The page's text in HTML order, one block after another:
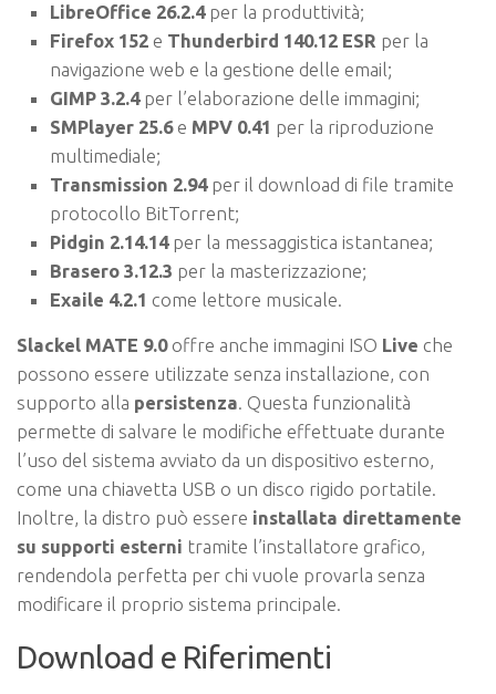
LibreOffice 26.2.4per la produttività;
Firefox 152 e Thunderbird 140.12 ESR per la
navigazione web e la gestione delle email;
GIMP 3.2.4per l’elaborazione delle immagini;
SMPlayer 25.6e MPV 0.41 per la riproduzione
multimediale;
Transmission 2.94per il download di file tramite
protocollo BitTorrent;
Pidgin 2.14.14per la messaggistica istantanea;
Brasero 3.12.3 per la masterizzazione;
Exaile 4.2.1 come lettore musicale.
Slackel MATE 9.0offre anche immagini ISO Live che
possono essere utilizzate senza installazione, con
supporto alla persistenza. Questa funzionalità
permette di salvare le modifiche effettuate durante
l’uso del sistema avviato da un dispositivo esterno,
come una chiavetta USB o un disco rigido portatile.
Inoltre, la distro può essere installata direttamente
su supporti esterni tramite l’installatore grafico,
rendendola perfetta per chi vuole provarla senza
modificare il proprio sistema principale.
Download e Riferimenti